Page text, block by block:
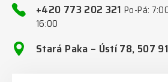
+420 773 202 321Po-Pá:
16:00
Stará Paka – Ústí 78, 507